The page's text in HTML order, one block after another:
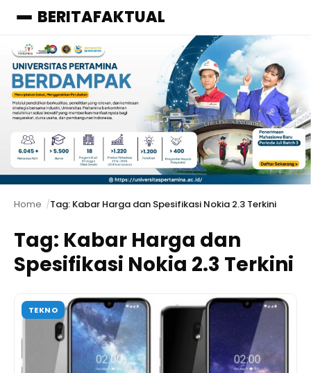
MenuBERITAFAKTUAL
Home Tag: Kabar Harga dan Spesifikasi Nokia 2.3 Terkini
Tag: Kabar Harga dan
Spesifikasi Nokia 2.3 Terkini
TEKNO